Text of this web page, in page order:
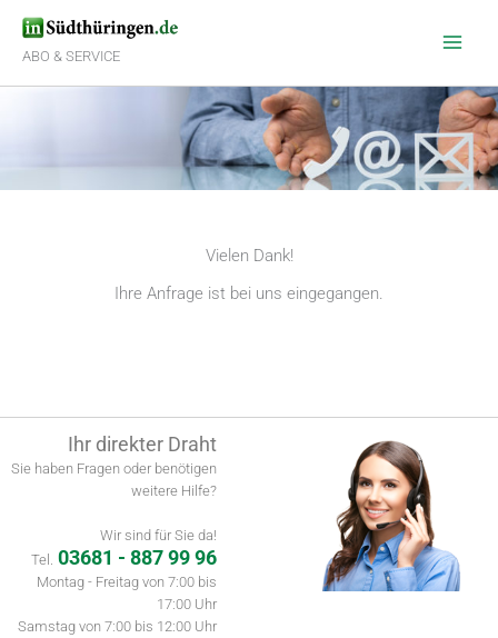
Inhalt
springen
ABO & SERVICE
Vielen Dank!
Ihre Anfrage ist bei uns eingegangen.
Ihr direkter Draht
Sie haben Fragen oder benötigen
weitere Hilfe?
Wir sind für Sie da!
Tel. 03681 - 887 99 96
Montag - Freitag von 7:00 bis
17:00 Uhr
Samstag von 7:00 bis 12:00 Uhr